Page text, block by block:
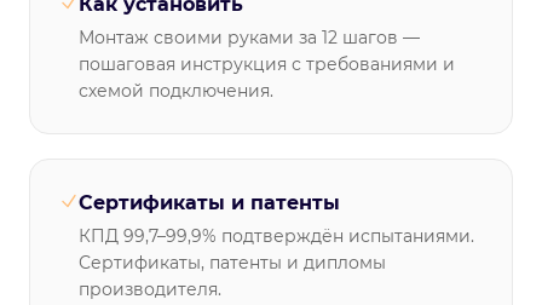
Монтаж своими руками за 12 шагов —
пошаговая инструкция с требованиями и
схемой подключения.
Сертификаты и патенты
КПД 99,7–99,9% подтверждён испытаниями.
Сертификаты, патенты и дипломы
производителя.